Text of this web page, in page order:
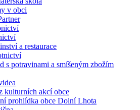
v obci
a restaurace
s potravinami a smíšeným zbožím
kulturních akcí obce
prohlídka obce Dolní Lhota